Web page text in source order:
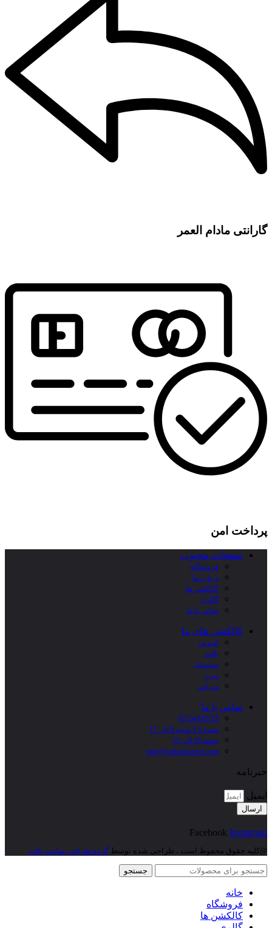
گارانتی مادام العمر
پرداخت امن
صفحات محبوب
فروشگاه
درباره ما
کالکشن ها
گالری
تماس با ما
کالکشن های ما
لوتوس
پالت
سیستان
تبریز
میراس
تماس با ما
07154343719
شنبه تا 5 شنبه 9 الی 17
جمعه 10 الی 13
info@parkamicarpet.com
خبرنامه
ایمیل
ارسال
Facebook Instagram
@کلیه حقوق محفوظ است ، طراحی شده توسطگروه طراحی سایت پالت
جستجو
خانه
فروشگاه
کالکشن ها